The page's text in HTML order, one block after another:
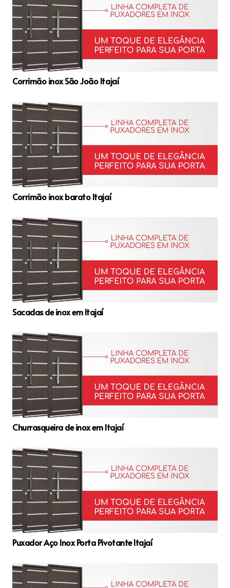
Corrimão inox São João Itajaí
Corrimão inox barato Itajaí
Sacadas de inox em Itajaí
Churrasqueira de inox em Itajaí
Puxador Aço Inox Porta Pivotante Itajaí